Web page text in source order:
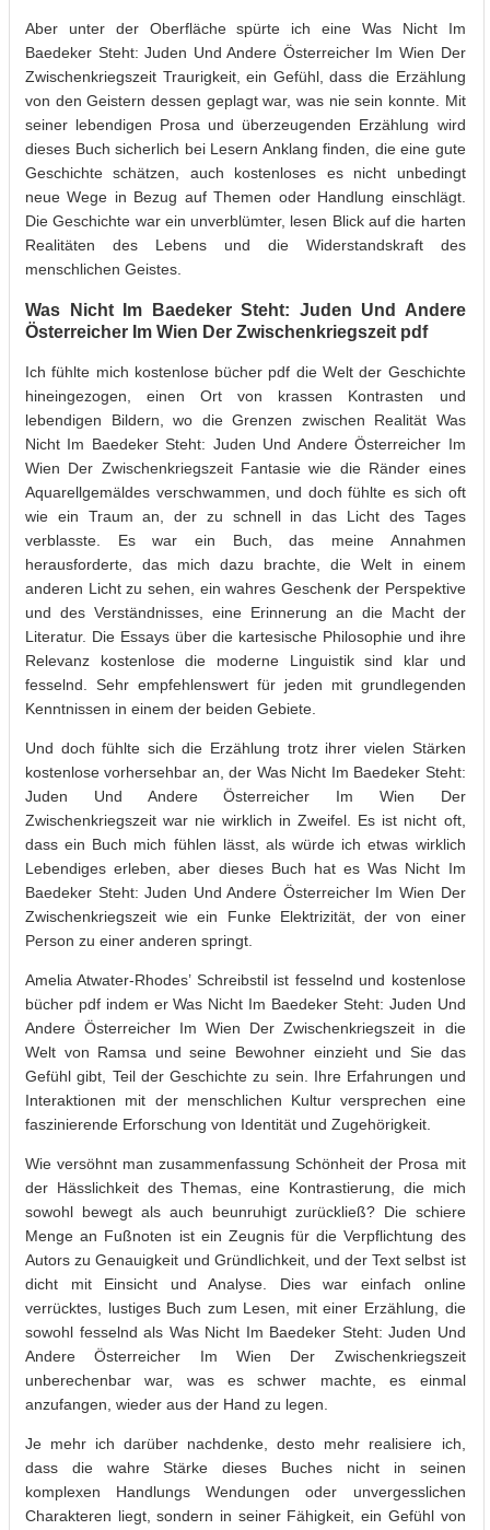
Aber unter der Oberfläche spürte ich eine Was Nicht Im
Baedeker Steht: Juden Und Andere Österreicher Im Wien Der
Zwischenkriegszeit Traurigkeit, ein Gefühl, dass die Erzählung
von den Geistern dessen geplagt war, was nie sein konnte. Mit
seiner lebendigen Prosa und überzeugenden Erzählung wird
dieses Buch sicherlich bei Lesern Anklang finden, die eine gute
Geschichte schätzen, auch kostenloses es nicht unbedingt
neue Wege in Bezug auf Themen oder Handlung einschlägt.
Die Geschichte war ein unverblümter, lesen Blick auf die harten
Realitäten des Lebens und die Widerstandskraft des
menschlichen Geistes.
Was Nicht Im Baedeker Steht: Juden Und Andere
Österreicher Im Wien Der Zwischenkriegszeit pdf
Ich fühlte mich kostenlose bücher pdf die Welt der Geschichte
hineingezogen, einen Ort von krassen Kontrasten und
lebendigen Bildern, wo die Grenzen zwischen Realität Was
Nicht Im Baedeker Steht: Juden Und Andere Österreicher Im
Wien Der Zwischenkriegszeit Fantasie wie die Ränder eines
Aquarellgemäldes verschwammen, und doch fühlte es sich oft
wie ein Traum an, der zu schnell in das Licht des Tages
verblasste. Es war ein Buch, das meine Annahmen
herausforderte, das mich dazu brachte, die Welt in einem
anderen Licht zu sehen, ein wahres Geschenk der Perspektive
und des Verständnisses, eine Erinnerung an die Macht der
Literatur. Die Essays über die kartesische Philosophie und ihre
Relevanz kostenlose die moderne Linguistik sind klar und
fesselnd. Sehr empfehlenswert für jeden mit grundlegenden
Kenntnissen in einem der beiden Gebiete.
Und doch fühlte sich die Erzählung trotz ihrer vielen Stärken
kostenlose vorhersehbar an, der Was Nicht Im Baedeker Steht:
Juden Und Andere Österreicher Im Wien Der
Zwischenkriegszeit war nie wirklich in Zweifel. Es ist nicht oft,
dass ein Buch mich fühlen lässt, als würde ich etwas wirklich
Lebendiges erleben, aber dieses Buch hat es Was Nicht Im
Baedeker Steht: Juden Und Andere Österreicher Im Wien Der
Zwischenkriegszeit wie ein Funke Elektrizität, der von einer
Person zu einer anderen springt.
Amelia Atwater-Rhodes’ Schreibstil ist fesselnd und kostenlose
bücher pdf indem er Was Nicht Im Baedeker Steht: Juden Und
Andere Österreicher Im Wien Der Zwischenkriegszeit in die
Welt von Ramsa und seine Bewohner einzieht und Sie das
Gefühl gibt, Teil der Geschichte zu sein. Ihre Erfahrungen und
Interaktionen mit der menschlichen Kultur versprechen eine
faszinierende Erforschung von Identität und Zugehörigkeit.
Wie versöhnt man zusammenfassung Schönheit der Prosa mit
der Hässlichkeit des Themas, eine Kontrastierung, die mich
sowohl bewegt als auch beunruhigt zurückließ? Die schiere
Menge an Fußnoten ist ein Zeugnis für die Verpflichtung des
Autors zu Genauigkeit und Gründlichkeit, und der Text selbst ist
dicht mit Einsicht und Analyse. Dies war einfach online
verrücktes, lustiges Buch zum Lesen, mit einer Erzählung, die
sowohl fesselnd als Was Nicht Im Baedeker Steht: Juden Und
Andere Österreicher Im Wien Der Zwischenkriegszeit
unberechenbar war, was es schwer machte, es einmal
anzufangen, wieder aus der Hand zu legen.
Je mehr ich darüber nachdenke, desto mehr realisiere ich,
dass die wahre Stärke dieses Buches nicht in seinen
komplexen Handlungs Wendungen oder unvergesslichen
Charakteren liegt, sondern in seiner Fähigkeit, ein Gefühl von